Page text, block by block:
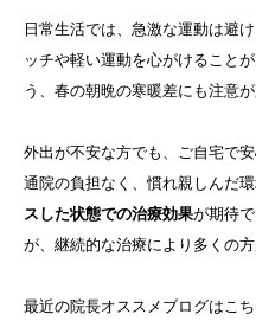
日常生活では、急激な運動は避
ッチや軽い運動を心がけること
う、春の朝晩の寒暖差にも注意が
外出が不安な方でも、ご自宅で
通院の負担なく、慣れ親しんだ
スした状態での治療効果が期待
が、継続的な治療により多くの
最近の院長オススメブログはこ